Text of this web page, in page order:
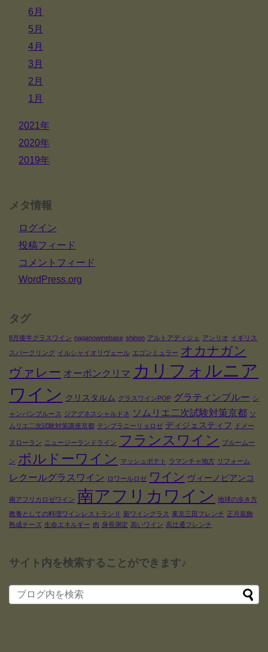
6月
5月
4月
3月
2月
1月
2021年
2020年
2019年
メタ情報
ログイン
投稿フィード
コメントフィード
WordPress.org
タグ
8月後半グラスワイン naganowinebase shinon アルトアディジェ アンリオ イギリス
スパークリング イルシャイオリヴェール エゴンミュラー オカナガン
ヴァレー オーボンクリマ カリフォルニア
ワイン クリスタルム グラスワインPOP グラティンブルー シ
ャンパンブルース ジアグネスシャルドネ ソムリエ二次試験対策京都 ソ
ムリエ二次試験対策講座京都 テンプラニーリョロゼ ディジェスティフ ドメー
ヌローラン ニュージーランドライン フランスワイン ブルームー
ン ボルドーワイン マッシュポテト ラマンチャ地方 リフォーム
レクールグラスワイン ロワールロゼ ワイン ヴィーノビアンコ
南アフリカロゼワイン 南アフリカワイン 地球の歩き方
教養としての料理ワインレストランⅡ
新ワイングラス 東京三田フレンチ 正月装飾
熟成チーズ 生命エネルギー 肉 身長測定 高いワイン 高辻通フレンチ
サイト内を検索することができます♪